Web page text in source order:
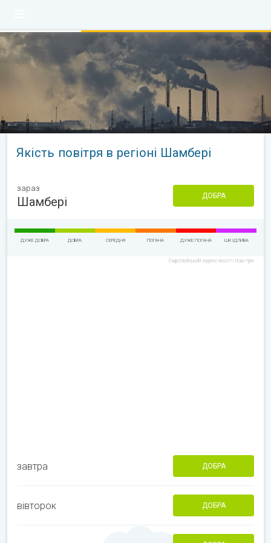
Якість повітря в регіоні Шамбері
зараз
Шамбері ДОБРА
ДУЖЕ ДОБРА ДОБРА СЕРЕДНЯ ПОГАНА ДУЖЕ ПОГАНА ШКІДЛИВА
Європейський індекс якості повітря
завтра ДОБРА
вівторок ДОБРА